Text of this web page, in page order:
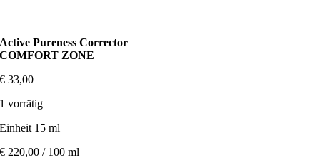
Active Pureness Corrector
COMFORT ZONE
€ 33,00
1 vorrätig
Einheit 15 ml
€ 220,00 / 100 ml